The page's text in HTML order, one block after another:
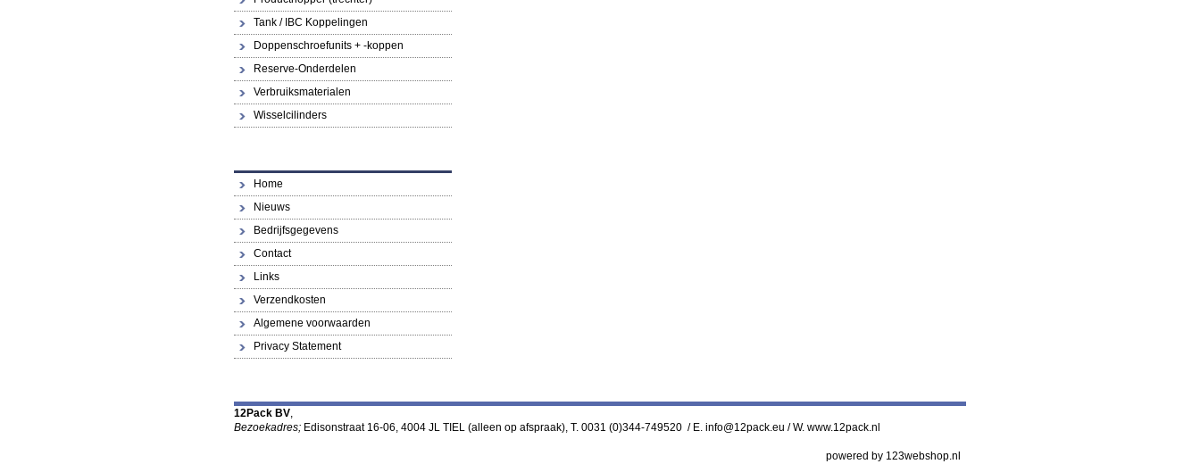
Tank / IBC Koppelingen
Doppenschroefunits + -koppen
Reserve-Onderdelen
Verbruiksmaterialen
Wisselcilinders
Home
Nieuws
Bedrijfsgegevens
Contact
Links
Verzendkosten
Algemene voorwaarden
Privacy Statement
12Pack BV,
Bezoekadres; Edisonstraat 16-06, 4004 JL TIEL (alleen op afspraak), T. 0031 (0)344-749520 / E. info@12pack.eu / W. www.12pack.nl
powered by 123webshop.nl